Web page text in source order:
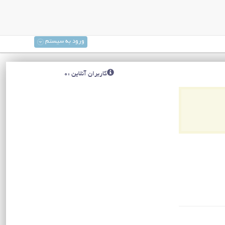
ورود به سیستم
کاربران آنلاین :0